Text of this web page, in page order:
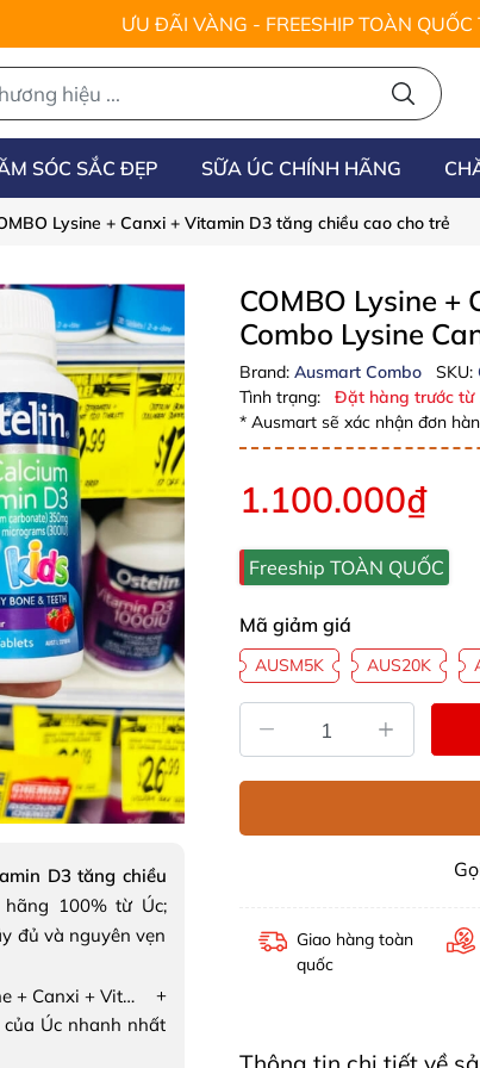
ƯU ĐÃI VÀNG - FREESHIP TOÀN
SÓC SẮC ĐẸP SỮA ÚC CHÍNH HÃNG
Lysine + Canxi + Vitamin D3 tăng chiều cao cho trẻ
D3 tăng chiều
100% từ Úc;
đủ và nguyên vẹn
COMBO Lysine + Canxi + Vitamin D3 tăng chiều cao cho trẻ
+
Úc nhanh nhất
COMBO Lysine
Combo Lysine
Brand: Ausmart Combo SKU:
Tình trạng:
Đặt hàng trước từ
* Ausmart sẽ xác nhận đơn
1.100.000₫
Freeship TOÀN QUỐC
Mã giảm giá
AUSM5K AUS20K
Giao hàng toàn
quốc